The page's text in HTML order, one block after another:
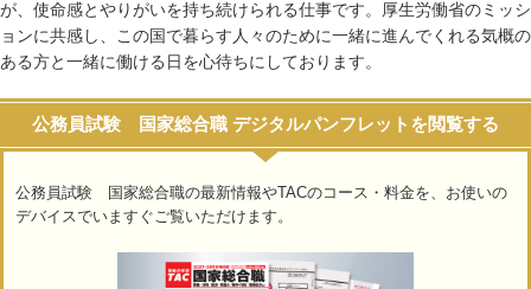
が、使命感とやりがいを持ち続けられる仕事です。厚生労働省のミッシ
ョンに共感し、この国で暮らす人々のために一緒に進んでくれる気概の
ある方と一緒に働ける日を心待ちにしております。
公務員試験 国家総合職 デジタルパンフレットを閲覧する
公務員試験 国家総合職の最新情報やTACのコース・料金を、お使いの
デバイスでいますぐご覧いただけます。